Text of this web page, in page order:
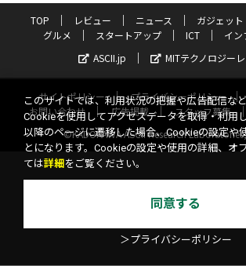
TOP レビュー ニュース ガジェット
グルメ
スタートアップ ICT
イン
ASCII.jp
MITテクノロジー
サイトポリシー プライバシーポリシー
お問い合わせ
広告掲載 スタッフ募集
©KADOKAWA ASCII Research
このサイトでは、利用状況の把握や広告配信など
Cookieを使用してアクセスデータを取得・利用
以降のページに遷移した場合、Cookieの設定や
とになります。Cookieの設定や使用の詳細、オ
ては詳細 をご覧ください。
同意する
＞プライバシーポリシー